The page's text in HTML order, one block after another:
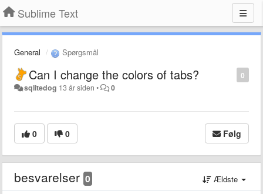
Sublime Text
General Spørgsmål
0
Can I change the colors of tabs?
sqlitedog 13 år siden • 0
0 0 Følg
besvarelser 0 Ældste